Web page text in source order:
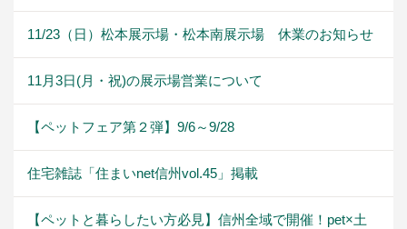
11/23（日）松本展示場・松本南展示場 休業のお知らせ
11月3日(月・祝)の展示場営業について
【ペットフェア第２弾】9/6～9/28
住宅雑誌「住まいnet信州vol.45」掲載
【ペットと暮らしたい方必見】信州全域で開催！pet×土